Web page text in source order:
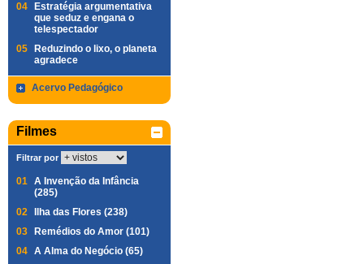
04
Estratégia argumentativa
que seduz e engana o
telespectador
05
Reduzindo o lixo, o planeta
agradece
Acervo Pedagógico
Filmes
Filtrar por
01 A Invenção da Infância
(285)
02
Ilha das Flores (238)
03
Remédios do Amor (101)
04 A Alma do Negócio (65)